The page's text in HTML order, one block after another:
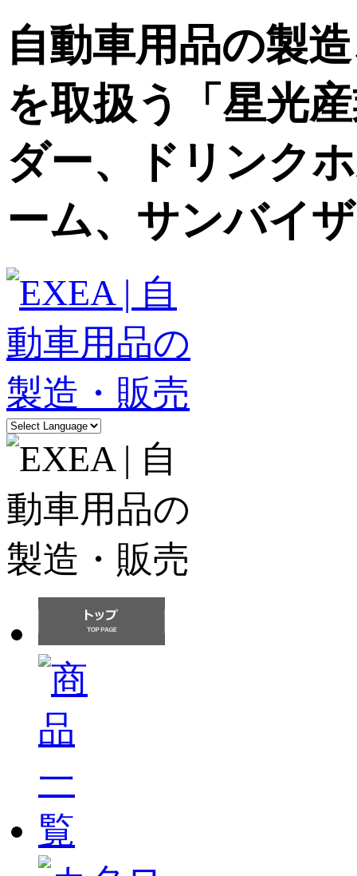
自動車用品の製
を取扱う「星光
ダー、ドリンク
ーム、サンバイ